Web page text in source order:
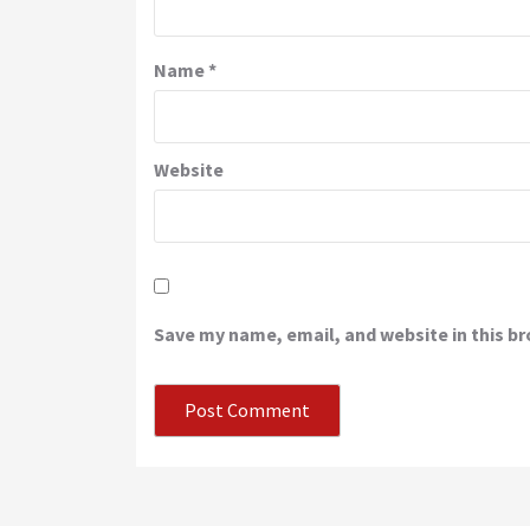
Name*
Website
Save my name, email, and website in this